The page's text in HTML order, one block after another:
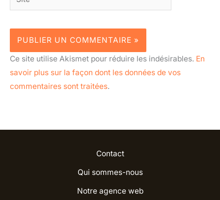
Ce site utilise Akismet pour réduire les indésirables. En
savoir plus sur la façon dont les données de vos
commentaires sont traitées.
Contact
Qui sommes-nous
Notre agence web